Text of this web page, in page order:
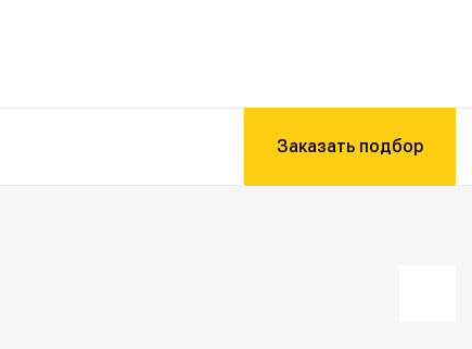
Заказать подбор